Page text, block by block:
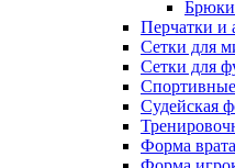
Брюки
Перчатки и
Сетки для
Сетки для
Судейская
Форма